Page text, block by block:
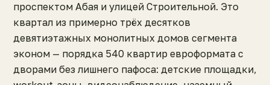
проспектом Абая и улицей Строительной. Это
квартал из примерно трёх десятков
девятиэтажных монолитных домов сегмента
эконом — порядка 540 квартир евроформата с
дворами без лишнего пафоса: детские площадки,